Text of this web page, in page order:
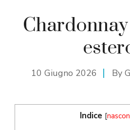
10 Giugno 2026 By
Indice [